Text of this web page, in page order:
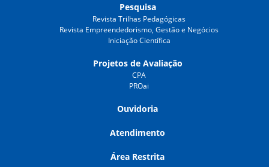
Pesquisa
Revista Trilhas Pedagógicas
Revista Empreendedorismo, Gestão e Negócios
Iniciação Científica
Projetos de Avaliação
CPA
PROai
Ouvidoria
Atendimento
Área Restrita